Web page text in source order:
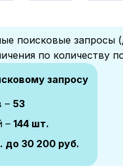
поисковые
по количеству
запросу
– 53
– 144 шт.
до 30 200 руб.